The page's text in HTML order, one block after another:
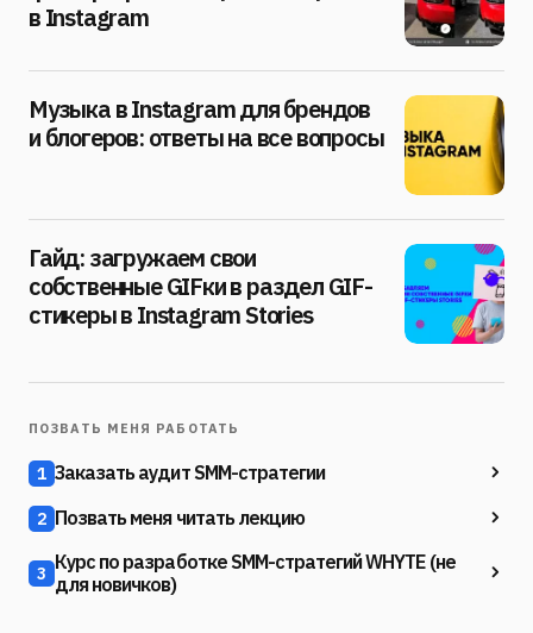
в Instagram
Музыка в Instagram для брендов
и блогеров: ответы на все вопросы
Гайд: загружаем свои
собственные GIFки в раздел GIF-
стикеры в Instagram Stories
ПОЗВАТЬ МЕНЯ РАБОТАТЬ
1 Заказать аудит SMM-стратегии
2 Позвать меня читать лекцию
3 Курс по разработке SMM-стратегий WHYTE (не
для новичков)